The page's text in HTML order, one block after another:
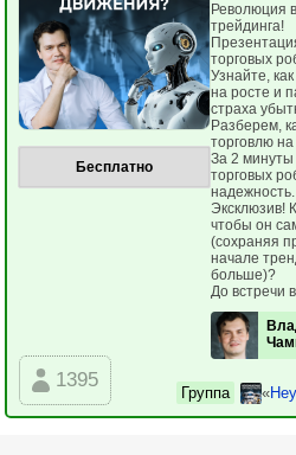
1395
Бесплатно
Революция
трейдинга!
торговых
Узнайте,
на росте и
страха
Разберем,
торговлю
За 2
торговых
надежность.
Эксклюзив!
чтобы он
(сохраняя
начале
больше)?
До встречи
Группа «